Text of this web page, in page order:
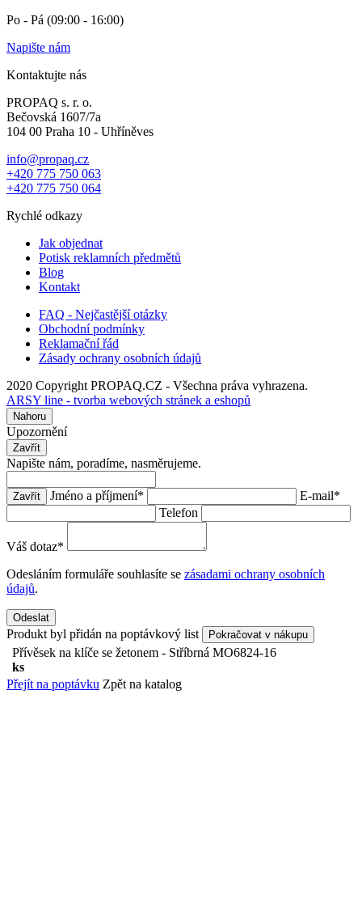
Po - Pá (09:00 - 16:00)
Napište nám
Kontaktujte nás
PROPAQ s. r. o.
Bečovská 1607/7a
104 00 Praha 10 - Uhříněves
info@propaq.cz
+420 775 750 063
+420 775 750 064
Rychlé odkazy
Jak objednat
Potisk reklamních předmětů
Blog
Kontakt
FAQ - Nejčastější otázky
Obchodní podmínky
Reklamační řád
Zásady ochrany osobních údajů
2020 Copyright PROPAQ.CZ - Všechna práva vyhrazena.
ARSY line - tvorba webových stránek a eshopů
Nahoru
Upozornění
Zavřít
Napište nám, poradíme, nasměrujeme.
Zavřít Jméno a příjmení* E-mail*
Telefon
Váš dotaz*
Odesláním formuláře souhlasíte se zásadami ochrany osobních
údajů.
Odeslat
Produkt byl přidán na poptávkový list Pokračovat v nákupu
Přívěsek na klíče se žetonem - Stříbrná MO6824-16
ks
Přejít na poptávku Zpět na katalog